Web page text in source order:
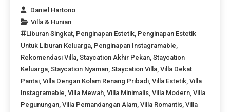
Daniel Hartono
Villa & Hunian
Liburan Singkat, Penginapan Estetik, Penginapan Estetik
Untuk Liburan Keluarga, Penginapan Instagramable,
Rekomendasi Villa,Staycation Akhir Pekan,Staycation
Keluarga,Staycation Nyaman,Staycation Villa,Villa Dekat
Pantai,Villa Dengan Kolam Renang Pribadi,Villa Estetik,Villa
Instagramable,Villa Mewah,Villa Minimalis,Villa Modern,Villa
Pegunungan,Villa Pemandangan Alam,Villa Romantis,Villa